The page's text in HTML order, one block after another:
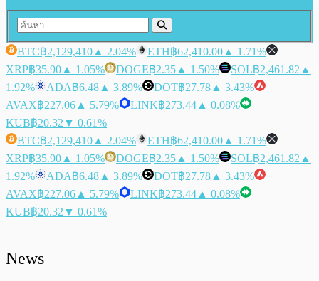
BTC฿2,129,410 ▲ 2.04% ETH฿62,410.00 ▲ 1.71%
XRP฿35.90 ▲ 1.05% DOGE฿2.35 ▲ 1.50% SOL฿2,461.82 ▲
1.92%
ADA฿6.48 ▲ 3.89% DOT฿27.78 ▲ 3.43%
AVAX฿227.06 ▲ 5.79% LINK฿273.44 ▲ 0.08%
KUB฿20.32 ▼ 0.61%
BTC฿2,129,410 ▲ 2.04% ETH฿62,410.00 ▲ 1.71%
XRP฿35.90 ▲ 1.05% DOGE฿2.35 ▲ 1.50% SOL฿2,461.82 ▲
1.92%
ADA฿6.48 ▲ 3.89% DOT฿27.78 ▲ 3.43%
AVAX฿227.06 ▲ 5.79% LINK฿273.44 ▲ 0.08%
KUB฿20.32 ▼ 0.61%
News